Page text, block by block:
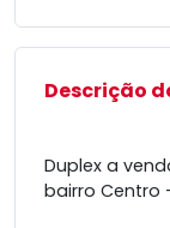
Descrição
Duplex a
bairro Centro